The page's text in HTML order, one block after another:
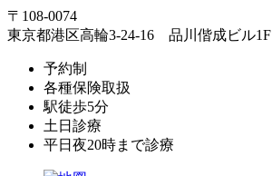
〒108-0074
東京都港区高輪3-24-16 品川偕成ビル1F
予約制
各種保険取扱
駅徒歩5分
土日診療
平日夜20時まで診療